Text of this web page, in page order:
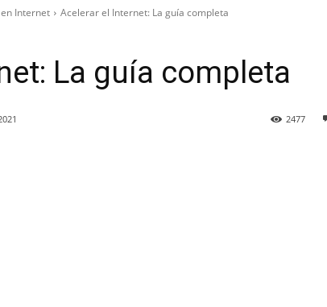
Internet Acelerar el Internet: La guía completa
La guía completa
2477